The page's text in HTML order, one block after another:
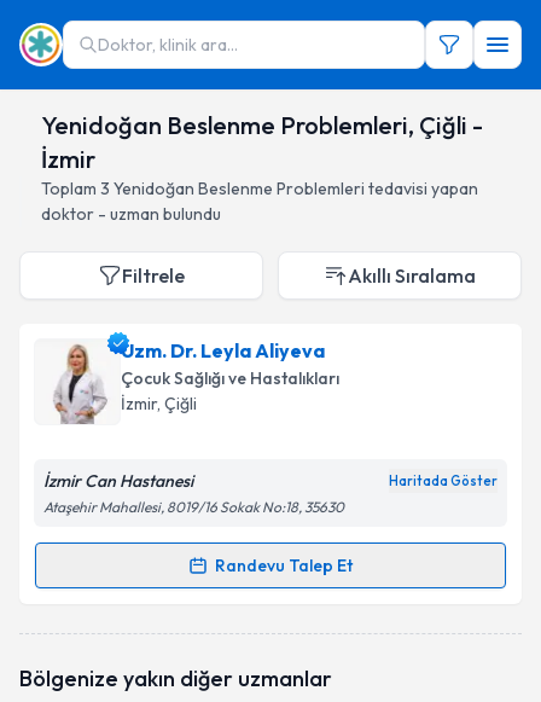
Doktor, klinik ara...
Yenidoğan Beslenme Problemleri, Çiğli -
İzmir
Toplam 3 Yenidoğan Beslenme Problemleri tedavisi yapan
doktor - uzman bulundu
Filtrele Akıllı Sıralama
Uzm. Dr. Leyla Aliyeva
Çocuk Sağlığı ve Hastalıkları
İzmir, Çiğli
İzmir Can Hastanesi Haritada Göster
Ataşehir Mahallesi, 8019/16 Sokak No:18, 35630
Randevu Talep Et
Randevu Takvimi Talebi
oluşturun. Size bu uzmandan randevu almanız için bir
Bölgenize yakın diğer uzmanlar